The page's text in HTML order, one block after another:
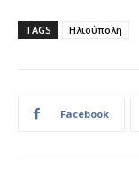
TAGS Ηλιούπολη
Facebook